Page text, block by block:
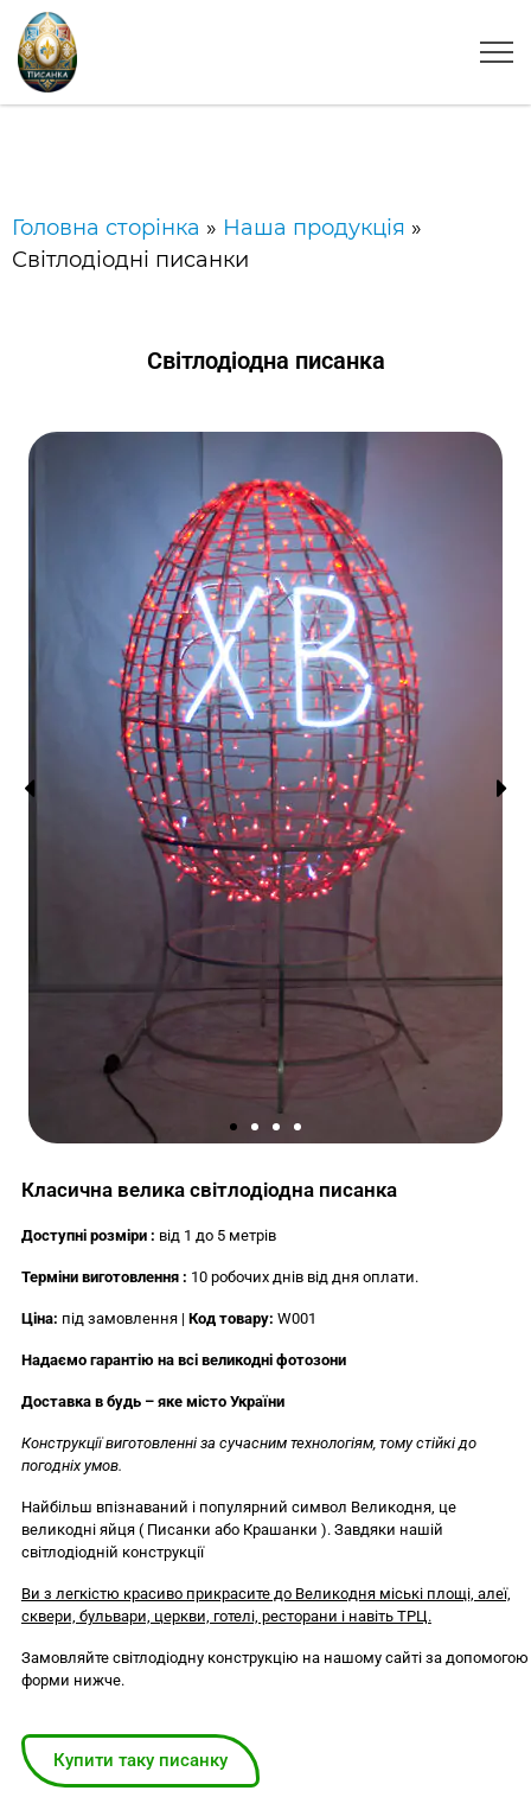
Головна сторінка » Наша продукція »
Світлодіодні писанки
Світлодіодна писанка
Класична велика світлодіодна писанка
Доступні розміри : від 1 до 5 метрів
Терміни виготовлення : 10 робочих днів від дня оплати.
Ціна: під замовлення | Код товару: W001
Надаємо гарантію на всі великодні фотозони
Доставка в будь – яке місто України
Конструкції виготовленні за сучасним технологіям, тому стійкі до
погодніх умов.
Найбільш впізнаваний і популярний символ Великодня, це
великодні яйця ( Писанки або Крашанки ). Завдяки нашій
світлодіодній конструкції
Ви з легкістю красиво прикрасите до Великодня міські площі, алеї,
сквери, бульвари, церкви, готелі, ресторани і навіть ТРЦ.
Замовляйте світлодіодну конструкцію на нашому сайті за допомогою
форми нижче.
Купити таку писанку